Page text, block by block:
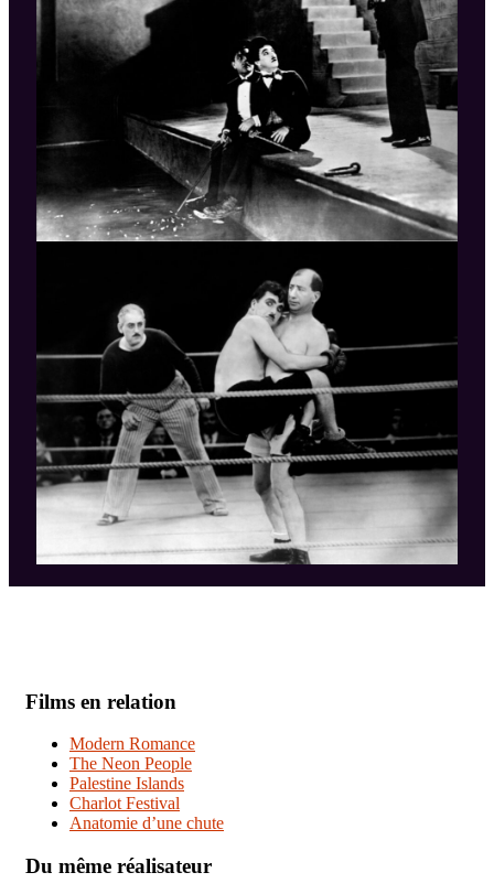
Films en relation
Modern Romance
The Neon People
Palestine Islands
Charlot Festival
Anatomie d’une chute
Du même réalisateur